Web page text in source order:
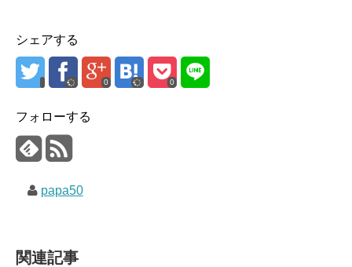
シェアする
0 0
フォローする
papa50
関連記事